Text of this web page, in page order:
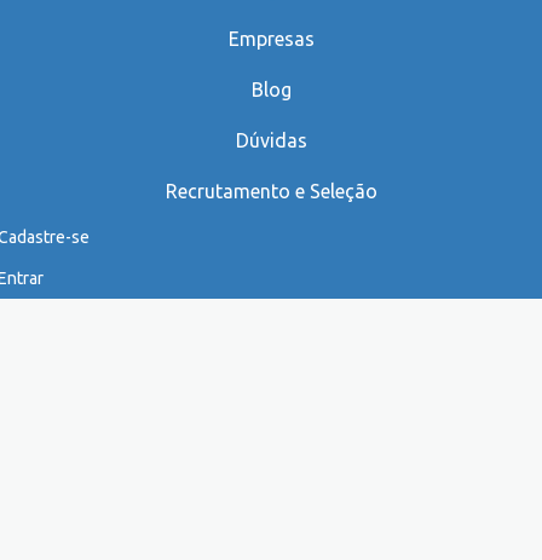
Empresas
Blog
Dúvidas
Recrutamento e Seleção
se